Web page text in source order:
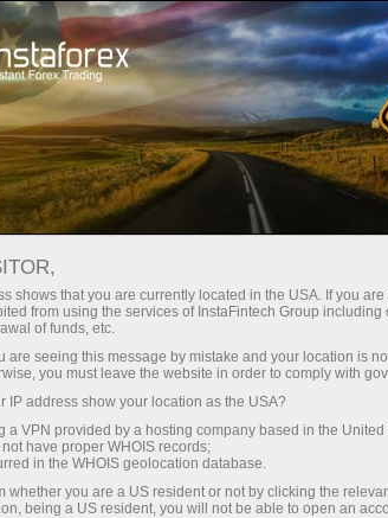
da conta Plataforma de
Iniciantes Para Investidores Para
shows that you are currently located in the USA. If you
from using the services of InstaFintech Group
of funds, etc.
are seeing this message by mistake and your location is
you must leave the website in order to comply with
IP address show your location as the USA?
a VPN provided by a hosting company based in the United
have proper WHOIS records;
in the WHOIS geolocation database.
whether you are a US resident or not by clicking the
being a US resident, you will not be able to open an